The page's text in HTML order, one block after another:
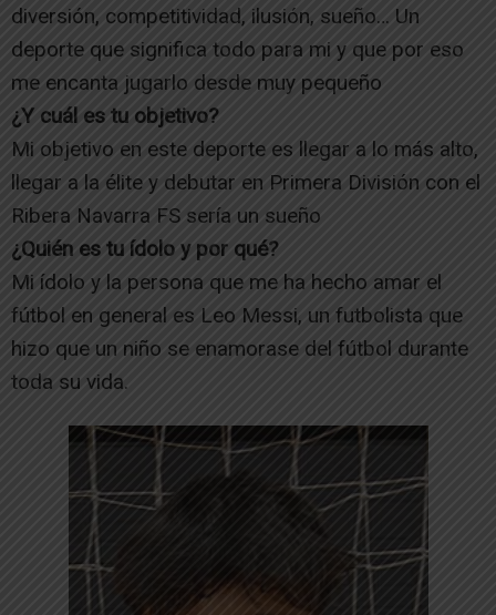
diversión, competitividad, ilusión, sueño… Un
deporte que significa todo para mi y que por eso
me encanta jugarlo desde muy pequeño
¿Y cuál es tu objetivo?
Mi objetivo en este deporte es llegar a lo más alto,
llegar a la élite y debutar en Primera División con el
Ribera Navarra FS sería un sueño
¿Quién es tu ídolo y por qué?
Mi ídolo y la persona que me ha hecho amar el
fútbol en general es Leo Messi, un futbolista que
hizo que un niño se enamorase del fútbol durante
toda su vida.